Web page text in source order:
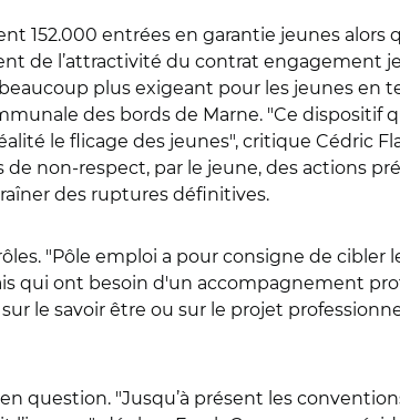
152.000 entrées en garantie jeunes alors
de l’attractivité du contrat engagement
plus exigeant pour les jeunes en
des bords de Marne. "Ce dispositif
le flicage des jeunes", critique Cédric
non-respect, par le jeune, des actions
des ruptures définitives.
"Pôle emploi a pour consigne de cibler
qui ont besoin d'un accompagnement
le savoir être ou sur le projet
question. "Jusqu’à présent les